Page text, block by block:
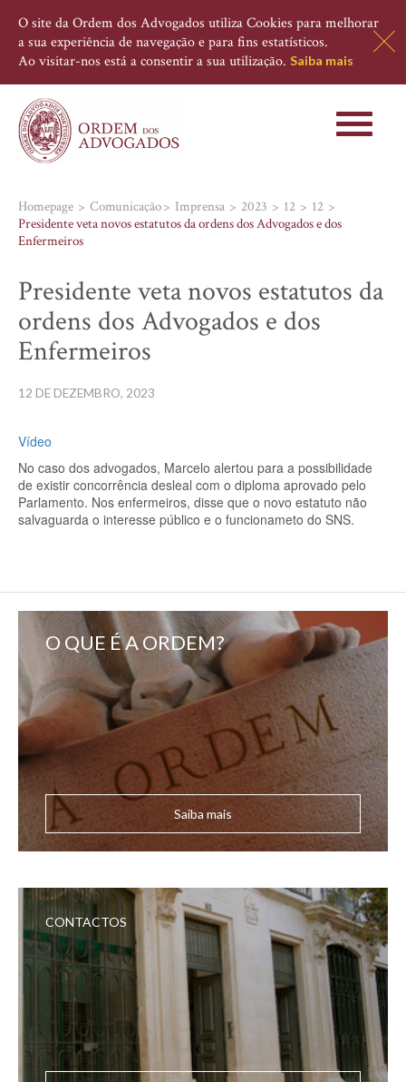
O site da Ordem dos Advogados utiliza Cookies para melhorar
a sua experiência de navegação e para fins estatísticos.
Ao visitar-nos está a consentir a sua utilização. Saiba mais
Toggle
Homepage Comunicação Imprensa 2023 12
12
Presidente veta novos estatutos da ordens dos Advogados e dos
Enfermeiros
Presidente veta novos estatutos da
ordens dos Advogados e dos
Enfermeiros
12 DE DEZEMBRO, 2023
Vídeo
No caso dos advogados, Marcelo alertou para a possibilidade
de existir concorrência desleal com o diploma aprovado pelo
Parlamento. Nos enfermeiros, disse que o novo estatuto não
salvaguarda o interesse público e o funcionameto do SNS.
O QUE É A ORDEM?
Saiba mais
CONTACTOS